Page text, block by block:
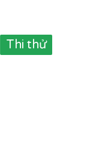
Thi thử